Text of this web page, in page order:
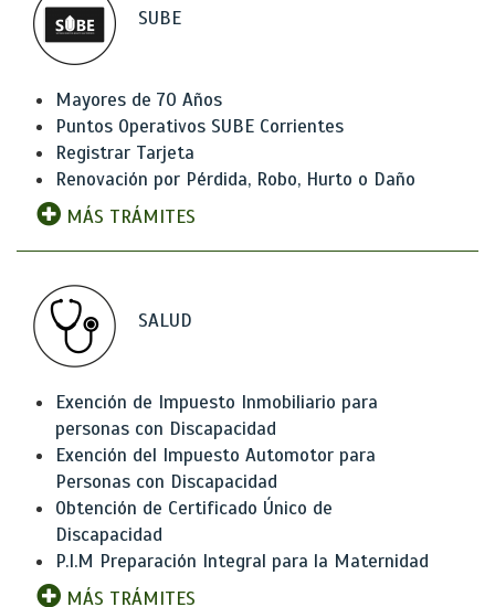
SUBE
Mayores de 70 Años
Puntos Operativos SUBE Corrientes
Registrar Tarjeta
Renovación por Pérdida, Robo, Hurto o Daño
MÁS TRÁMITES
SALUD
Exención de Impuesto Inmobiliario para
personas con Discapacidad
Exención del Impuesto Automotor para
Personas con Discapacidad
Obtención de Certificado Único de
Discapacidad
P.I.M Preparación Integral para la Maternidad
MÁS TRÁMITES